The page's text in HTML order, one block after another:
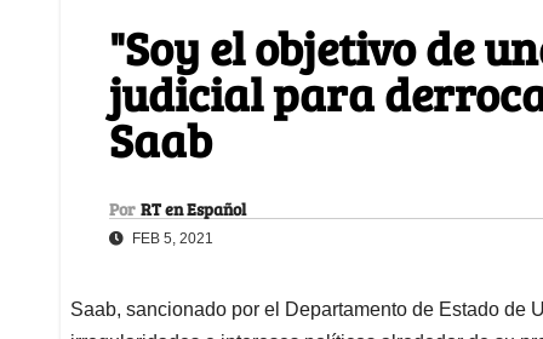
"Soy el objetivo de
judicial para
Saab
Por RT en Español
FEB 5, 2021
Saab, sancionado por el Departamento de Estado de